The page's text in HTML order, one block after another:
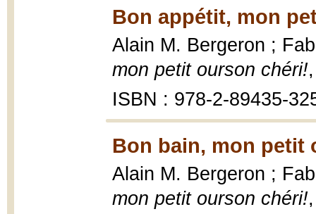
Bon appétit, mon
Alain M. Bergeron ;
mon petit ourson chéri!
ISBN : 978-2-89435-
Bon bain, mon petit
Alain M. Bergeron ;
mon petit ourson chéri!